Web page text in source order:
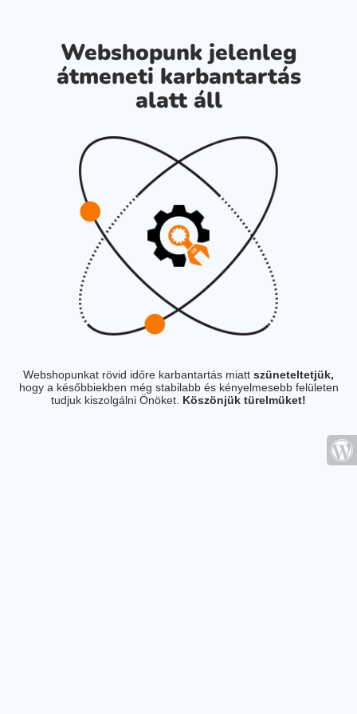
Webshopunk jelenleg
átmeneti karbantartás
alatt áll
Webshopunkat rövid időre karbantartás miatt szüneteltetjük,
hogy a későbbiekben még stabilabb és kényelmesebb felületen
tudjuk kiszolgálni Önöket. Köszönjük türelmüket!